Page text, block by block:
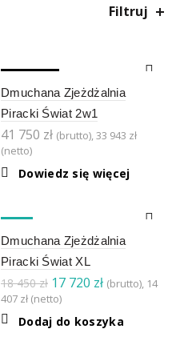
Filtruj
Dmuchana Zjeżdżalnia
Piracki Świat 2w1
41 750 zł (brutto),33 943 zł
(netto)
Dowiedz się więcej
Dmuchana Zjeżdżalnia
Piracki Świat XL
18 450zł Pierwotna
cena
18
17 720 złAktualna
17
(brutto), 14
407 zł (netto)
Dodaj do koszyka